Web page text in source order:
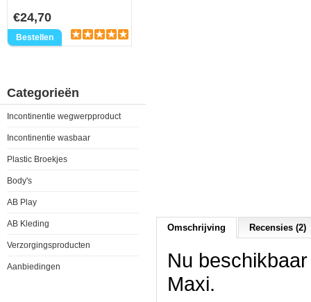
€24,70
Categorieën
Incontinentie wegwerpproduct
Incontinentie wasbaar
Plastic Broekjes
Body's
AB Play
AB Kleding
Verzorgingsproducten
Aanbiedingen
Omschrijving Recensies (2)
Nu
Maxi.